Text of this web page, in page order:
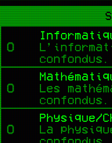
confondus.
Les
confondus.
Physique/
La
confondus.